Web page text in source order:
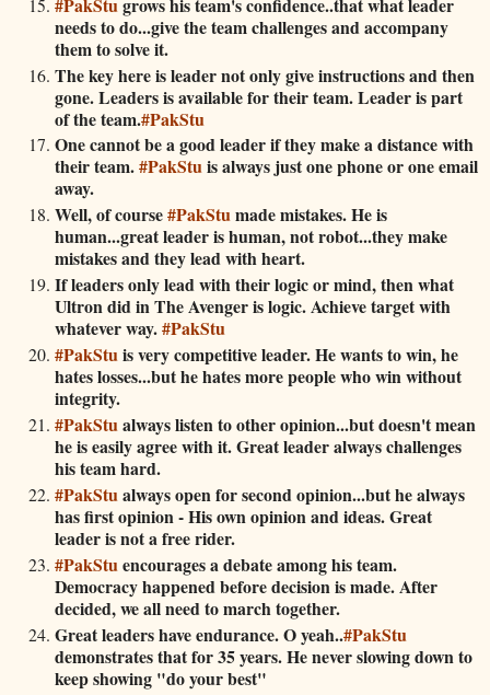
needs to do...give the team challenges and accompany
them to solve it.
The key here is leader not only give instructions and then
gone. Leaders is available for their team. Leader is part
of the team.#PakStu
One cannot be a good leader if they make a distance with
their team.#PakStuis always just one phone or one email
away.
Well, of course#PakStumade mistakes. He is
human...great leader is human, not robot...they make
mistakes and they lead with heart.
If leaders only lead with their logic or mind, then what
Ultron did in The Avenger is logic. Achieve target with
whatever way.#PakStu
#PakStuis very competitive leader. He wants to win, he
hates losses...but he hates more people who win without
integrity.
#PakStualways listen to other opinion...but doesn't mean
he is easily agree with it. Great leader always challenges
his team hard.
#PakStualways open for second opinion...but he always
has first opinion - His own opinion and ideas. Great
leader is not a free rider.
#PakStuencourages a debate among his team.
Democracy happened before decision is made. After
decided, we all need to march together.
Great leaders have endurance. O yeah..#PakStu
demonstrates that for 35 years. He never slowing down to
keep showing "do your best"